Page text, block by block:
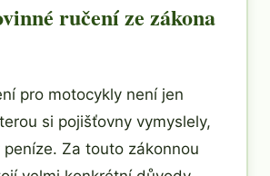
ručení ze zákona
pro motocykly není jen
si pojišťovny vymyslely,
Za touto zákonnou